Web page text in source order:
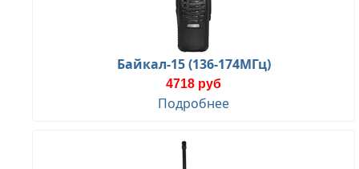
Байкал-15 (136-174МГц)
4718 руб
Подробнее